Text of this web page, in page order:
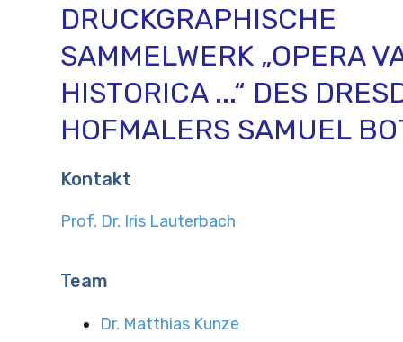
DRUCKGRAPHISCHE
SAMMELWERK „OPERA
HISTORICA ...“ DES
HOFMALERS SAMUEL
Kontakt
Prof. Dr. Iris Lauterbach
Team
Dr. Matthias Kunze